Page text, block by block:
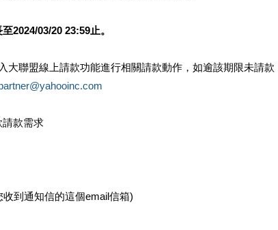
2024/03/20 23:59止。
大聯盟線上請款功能進行相關請款動作，如逾該期限未請款
請款需求
到通知信的這個email信箱)